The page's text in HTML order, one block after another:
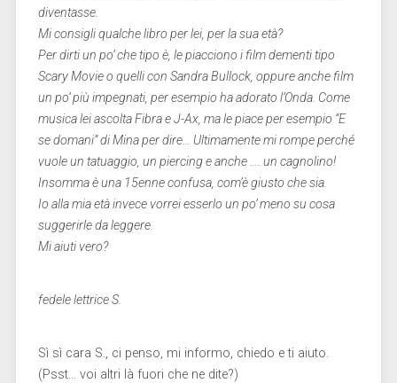
diventasse.
Mi consigli qualche libro per lei, per la sua età?
Per dirti un po’ che tipo è, le piacciono i film dementi tipo
Scary Movie o quelli con Sandra Bullock, oppure anche film
un po’ più impegnati, per esempio ha adorato l’Onda. Come
musica lei ascolta Fibra e J-Ax, ma le piace per esempio “E
se domani” di Mina per dire… Ultimamente mi rompe perché
vuole un tatuaggio, un piercing e anche …. un cagnolino!
Insomma è una 15enne confusa, com’è giusto che sia.
Io alla mia età invece vorrei esserlo un po’ meno su cosa
suggerirle da leggere.
Mi aiuti vero?
fedele lettrice S.
Sì sì cara S., ci penso, mi informo, chiedo e ti aiuto.
(Psst… voi altri là fuori che ne dite?)